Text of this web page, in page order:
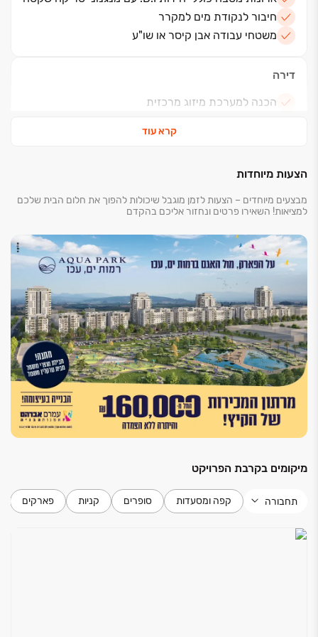
חיבור לנקודת מים למקרר
משטחי עבודה אבן קיסר או שו"ע
דירה
הכנה למערכת מיזוג מרכזית
אינטרקום במעגל סגור עם מסך צבעוני
חימום מים סולארי/ משאבת חום
שקע חשמל וברז מים במרפסת שמש
דלת בטחון מעוצבת במבחר גוונים פנדור או שו"ע
מפסק מחליף בחדרי שינה
נקודות טלוויזיה, טלפון והכנה לתקשורת מחשבים בכל
חדר
מרפסת שמש הכוללת מעקות אלומיניום מזוגג בשילוב
זכוכית
חשמל תלת פאזי
מערכת חשמל - בית חכם - לשליטה בחלל המגורים
חלונות בעלי זכוכית בידודית / טריפלקס בסלון וחדרי
השינה
בניין
מחסן פרטי בחניון תת קרקעי
מעליות מפוארות ומהירות בשילוב נירוסטה ומראות
בניה ירוקה לפי תקן 5281
חניון תת קרקעי רחב ידיים
קרא עוד
הצעות מיוחדות
מבצעים מיוחדים – הצעות לזמן מוגבל שיכולות להפוך את חלום הבית שלכם
למציאות! השאירו פרטים ונחזור אליכם בהקדם
מיקומים בקרבת הפרויקט
תחבורה קפה ומסעדות סופרים קניות פארקים